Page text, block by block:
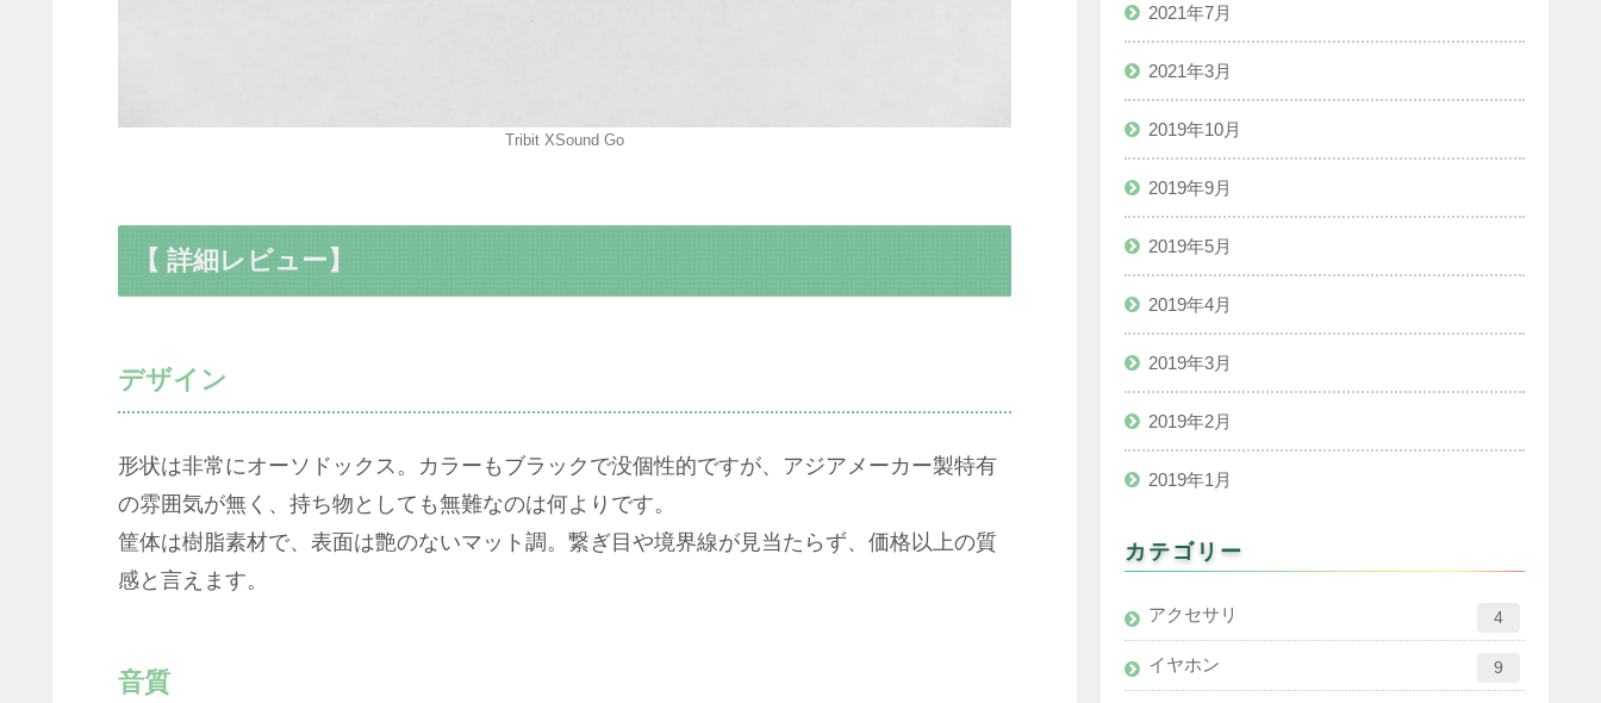
Tribit XSound Go
【 詳細レビュー】
デザイン
形状は非常にオーソドックス。カラーもブラックで没個性的ですが、アジアメーカー製特有
の雰囲気が無く、持ち物としても無難なのは何よりです。
筐体は樹脂素材で、表面は艶のないマット調。繋ぎ目や境界線が見当たらず、価格以上の質
感と言えます。
音質
2021年7月
2021年3月
2019年10月
2019年9月
2019年5月
2019年4月
2019年3月
2019年2月
2019年1月
カテゴリー
アクセサリ 4
イヤホン 9